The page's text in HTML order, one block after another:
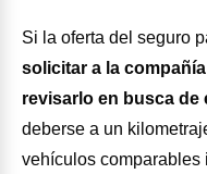
Si la oferta del seguro
solicitar a la
revisarlo en busca de
deberse a un
vehículos comparables